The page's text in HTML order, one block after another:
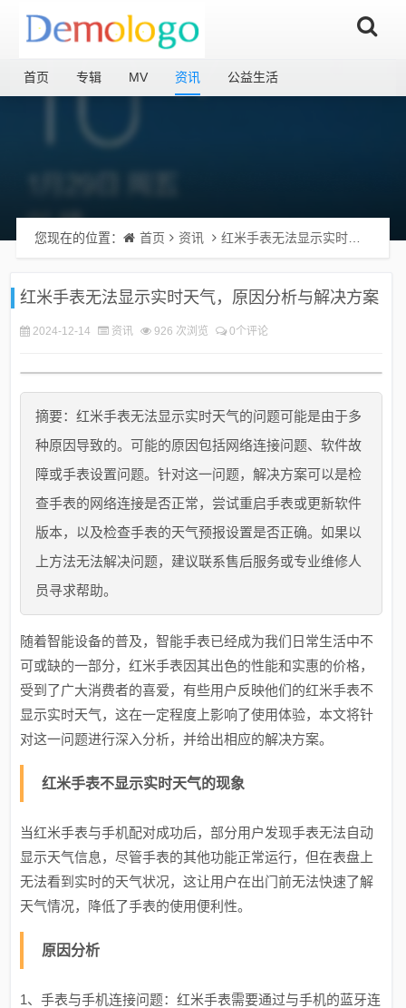
首页 专辑 MV 资讯 公益生活
您现在的位置： 首页 资讯 红米手表无法显示实时天气，原因分析与解决方案
红米手表无法显示实时天气，原因分析与解决方案
2024-12-14 资讯 926 次浏览 0个评论
摘要：红米手表无法显示实时天气的问题可能是由于多
种原因导致的。可能的原因包括网络连接问题、软件故
障或手表设置问题。针对这一问题，解决方案可以是检
查手表的网络连接是否正常，尝试重启手表或更新软件
版本，以及检查手表的天气预报设置是否正确。如果以
上方法无法解决问题，建议联系售后服务或专业维修人
员寻求帮助。
随着智能设备的普及，智能手表已经成为我们日常生活中不
可或缺的一部分，红米手表因其出色的性能和实惠的价格，
受到了广大消费者的喜爱，有些用户反映他们的红米手表不
显示实时天气，这在一定程度上影响了使用体验，本文将针
对这一问题进行深入分析，并给出相应的解决方案。
红米手表不显示实时天气的现象
当红米手表与手机配对成功后，部分用户发现手表无法自动
显示天气信息，尽管手表的其他功能正常运行，但在表盘上
无法看到实时的天气状况，这让用户在出门前无法快速了解
天气情况，降低了手表的使用便利性。
原因分析
1、手表与手机连接问题：红米手表需要通过与手机的蓝牙连